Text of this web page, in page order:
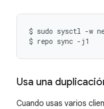
$ sudo sysctl -w
$ repo sync
Usa una
Cuando usas varios